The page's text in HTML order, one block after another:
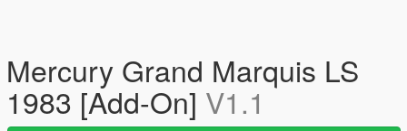
Mercury Grand Marquis LS
1983 [Add-On] V1.1